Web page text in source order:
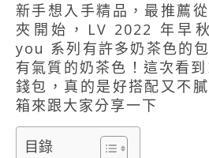
新手想入手精品，最推薦從進入障礙較低的皮
夾開始，LV 2022 年早
you 系列有許多奶茶色的
有氣質的奶茶色！這次看
錢包，真的是好搭配又不
箱來跟大家分享一下
目錄